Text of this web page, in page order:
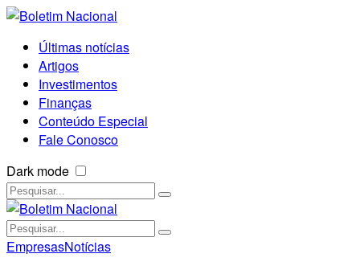
Últimas notícias
Artigos
Investimentos
Finanças
Conteúdo Especial
Fale Conosco
Dark mode
EmpresasNotícias